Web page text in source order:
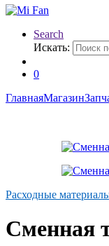
Search
Искать:
0
ГлавнаяМагазин
Расходные
Сменная